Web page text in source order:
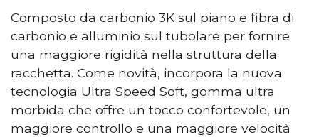
Composto da carbonio 3K sul piano e fibra di
carbonio e alluminio sul tubolare per fornire
una maggiore rigidità nella struttura della
racchetta. Come novità, incorpora la nuova
tecnologia Ultra Speed ​​​​Soft, gomma ultra
morbida che offre un tocco confortevole, un
maggiore controllo e una maggiore velocità